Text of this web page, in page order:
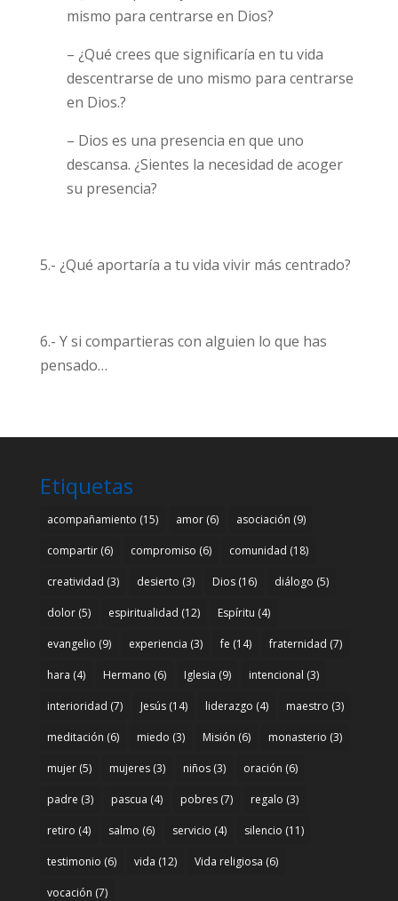
mismo para centrarse en Dios?
– ¿Qué crees que significaría en tu vida
descentrarse de uno mismo para centrarse
en Dios.?
– Dios es una presencia en que uno
descansa. ¿Sientes la necesidad de acoger
su presencia?
5.- ¿Qué aportaría a tu vida vivir más centrado?
6.- Y si compartieras con alguien lo que has
pensado…
Etiquetas
acompañamiento (15) amor(6) asociación (9)
compartir(6) compromiso (6) comunidad (18)
creatividad (3) desierto (3) Dios(16) diálogo (5)
dolor(5) espiritualidad (12) Espíritu (4)
evangelio (9) experiencia (3) fe (14) fraternidad (7)
hara (4) Hermano (6) Iglesia (9) intencional (3)
interioridad (7) Jesús(14) liderazgo (4) maestro (3)
meditación (6) miedo (3) Misión (6) monasterio (3)
mujer(5) mujeres(3) niños(3) oración (6)
padre (3) pascua (4) pobres(7) regalo (3)
retiro (4) salmo (6) servicio (4) silencio (11)
testimonio (6) vida (12) Vida religiosa (6)
vocación (7)